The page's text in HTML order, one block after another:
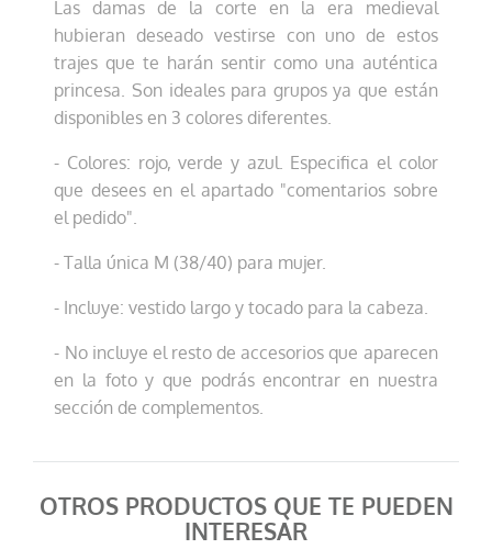
Las damas de la corte en la era medieval
hubieran deseado vestirse con uno de estos
trajes que te harán sentir como una auténtica
princesa. Son ideales para grupos ya que están
disponibles en 3 colores diferentes.
- Colores: rojo, verde y azul. Especifica el color
que desees en el apartado "comentarios sobre
el pedido".
- Talla única M (38/40) para mujer.
- Incluye: vestido largo y tocado para la cabeza.
- No incluye el resto de accesorios que aparecen
en la foto y que podrás encontrar en nuestra
sección de complementos.
OTROS PRODUCTOS QUE TE PUEDEN
INTERESAR